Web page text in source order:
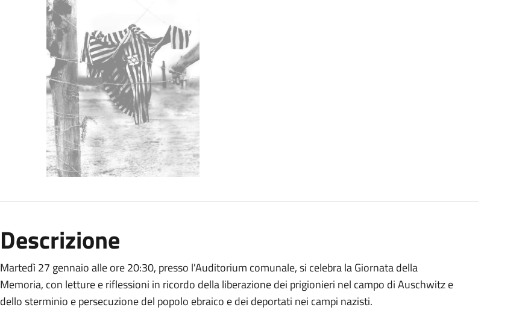
Descrizione
Martedì 27 gennaio alle ore 20:30, presso l'Auditorium comunale, si celebra la Giornata della
Memoria, con letture e riflessioni in ricordo della liberazione dei prigionieri nel campo di Auschwitz e
dello sterminio e persecuzione del popolo ebraico e dei deportati nei campi nazisti.